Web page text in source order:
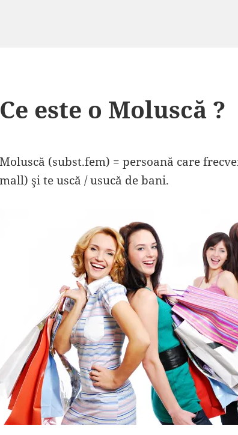
Ce este o Moluscă ?
Moluscă (subst.fem) = persoană care
mall) şi te uscă / usucă de bani.